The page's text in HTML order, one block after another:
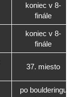
koniec v 8-
finále
koniec v 8-
finále
37. miesto
po boulderingu